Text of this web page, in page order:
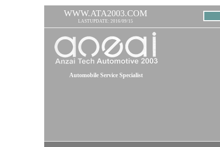
WWW.ATA2003.COM
LASTUPDATE: 2016/09/15
Automobile Service Specialist